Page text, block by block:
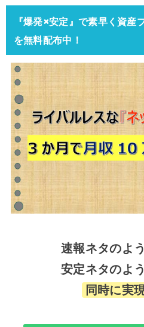
『爆発×安定』で素早く資産
を無料配布中！
速報ネタのよ
安定ネタのよ
同時に実